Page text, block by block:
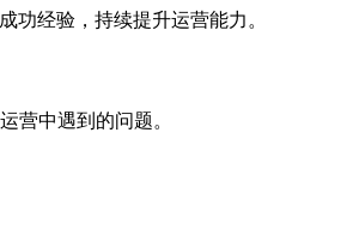
功经验，持续提升运营能力。
营中遇到的问题。